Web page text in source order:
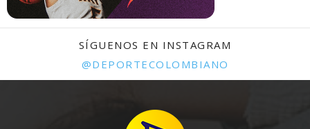
SÍGUENOS EN INSTAGRAM
@DEPORTECOLOMBIANO